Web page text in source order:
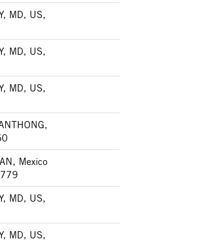
MD, US,
MD, US,
MD, US,
Mexico
MD, US,
MD, US,